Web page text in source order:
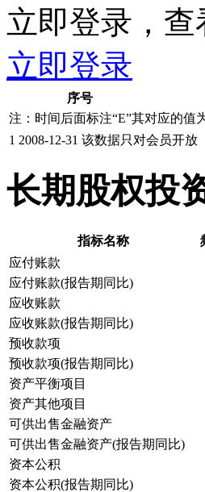
立即登录，
立即登录
序号
注：时间后面标注“E”其对应的值
1 2008-12-31 该数据只对会员开放
长期股权投
指标名称
应付账款
应付账款(报告期同比)
应收账款
应收账款(报告期同比)
预收款项
预收款项(报告期同比)
资产平衡项目
资产其他项目
可供出售金融资产
可供出售金融资产(报告期同比)
资本公积
资本公积(报告期同比)